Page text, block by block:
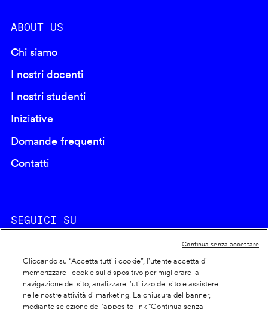
ABOUT US
Chi siamo
I nostri docenti
I nostri studenti
Iniziative
Domande frequenti
Contatti
SEGUICI SU
Cookie policy
Cliccando su “Accetta tutti i cookie”, l'utente accetta di
memorizzare i cookie sul dispositivo per migliorare la
navigazione del sito, analizzare l'utilizzo del sito e assistere
nelle nostre attività di marketing. La chiusura del banner,
mediante selezione dell’apposito link "Continua senza
Continua senza accettare